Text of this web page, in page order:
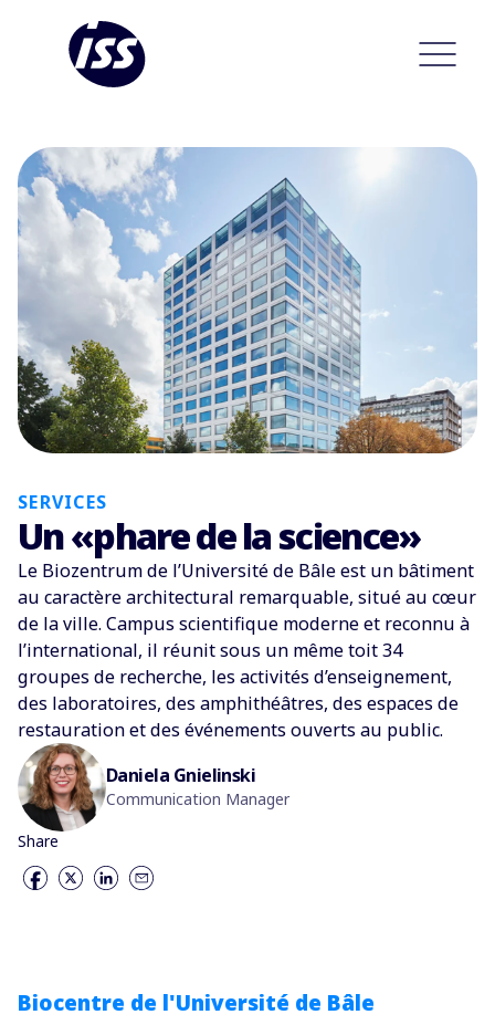
SERVICES
Un «phare de la science»
Le Biozentrum de l’Université de Bâle est un bâtiment
au caractère architectural remarquable, situé au cœur
de la ville. Campus scientifique moderne et reconnu à
l’international, il réunit sous un même toit 34
groupes de recherche, les activités d’enseignement,
des laboratoires, des amphithéâtres, des espaces de
restauration et des événements ouverts au public.
Daniela Gnielinski
Communication Manager
Share
Biocentre de l'Université de Bâle